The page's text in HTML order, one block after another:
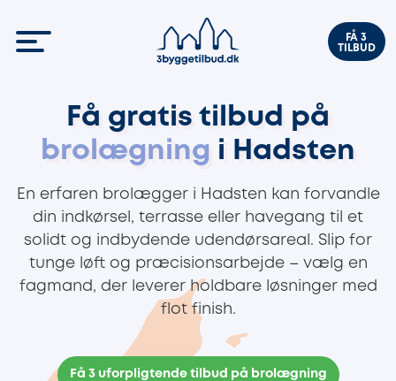
FÅ 3
TILBUD
Få gratis tilbud på
brolægning i Hadsten
En erfaren brolægger i Hadsten kan forvandle
din indkørsel, terrasse eller havegang til et
solidt og indbydende udendørsareal. Slip for
tunge løft og præcisionsarbejde – vælg en
fagmand, der leverer holdbare løsninger med
flot finish.
Få 3 uforpligtende tilbud på brolægning